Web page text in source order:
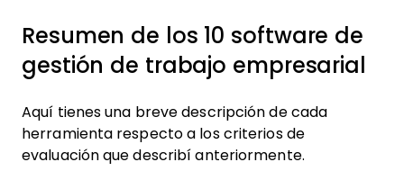
Resumen de los 10 software de
gestión de trabajo empresarial
Aquí tienes una breve descripción de cada
herramienta respecto a los criterios de
evaluación que describí anteriormente.